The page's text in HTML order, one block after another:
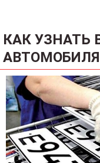
КАК УЗНАТЬ